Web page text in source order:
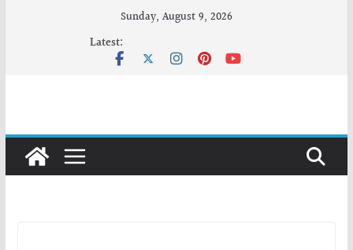
Sunday, August 9, 2026
Latest: